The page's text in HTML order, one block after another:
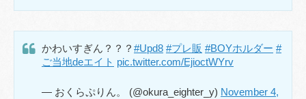
かわいすぎん？？？ #Upd8 #プレ販 #BOYホルダー #
ご当地deエイト pic.twitter.com/EjioctWYrv
— おくらぷりん。 (@okura_eighter_y) November 4,